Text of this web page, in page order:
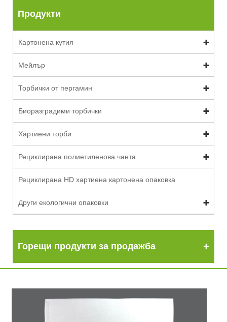
Продукти
Картонена кутия
Мейлър
Торбички от пергамин
Биоразградими торбички
Хартиени торби
Рециклирана полиетиленова чанта
Рециклирана HD хартиена картонена опаковка
Други екологични опаковки
Горещи продукти за продажба